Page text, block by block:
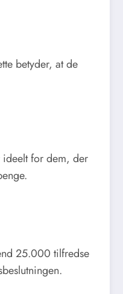
betyder, at de
ideelt for dem, der
25.000 tilfredse